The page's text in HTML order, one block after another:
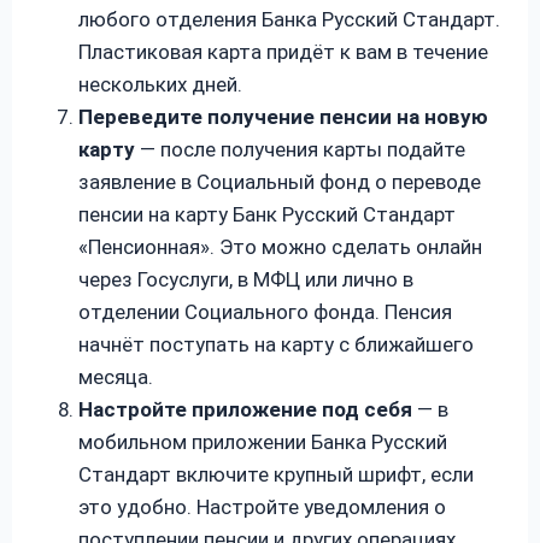
любого отделения Банка Русский Стандарт.
Пластиковая карта придёт к вам в течение
нескольких дней.
Переведите получение пенсии на новую
карту — после получения карты подайте
заявление в Социальный фонд о переводе
пенсии на карту Банк Русский Стандарт
«Пенсионная». Это можно сделать онлайн
через Госуслуги, в МФЦ или лично в
отделении Социального фонда. Пенсия
начнёт поступать на карту с ближайшего
месяца.
Настройте приложение под себя — в
мобильном приложении Банка Русский
Стандарт включите крупный шрифт, если
это удобно. Настройте уведомления о